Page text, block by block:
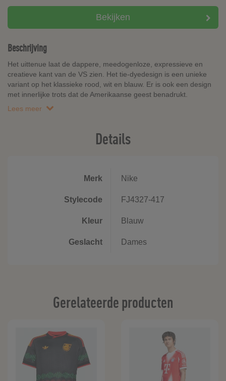
Bekijken
Beschrijving
Het uittenue laat de dappere, meedogenloze, expressieve en
creatieve kant van de VS zien. Het tie-dyedesign is een unieke
variant op het klassieke rood, wit en blauw. Er is ook een design
met innerlijke trots dat de Amerikaanse geest benadrukt.
Lees meer
Details
Merk Nike
Stylecode FJ4327-417
Kleur Blauw
Geslacht Dames
Gerelateerde producten